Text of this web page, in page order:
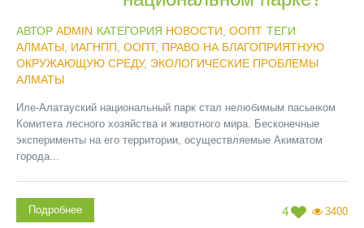
АВТОР ADMIN КАТЕГОРИЯ НОВОСТИ ООПТ ТЕГИ
АЛМАТЫ ИАГНПП ООПТ, ПРАВО НА БЛАГОПРИЯТНУЮ
ОКРУЖАЮЩУЮ СРЕДУ, ЭКОЛОГИЧЕСКИЕ ПРОБЛЕМЫ
АЛМАТЫ
Иле-Алатауский национальный парк стал нелюбимым пасынком
Комитета лесного хозяйства и животного мира. Бесконечные
эксперименты на его территории, осуществляемые Акиматом
города...
4 3400
Подробнее